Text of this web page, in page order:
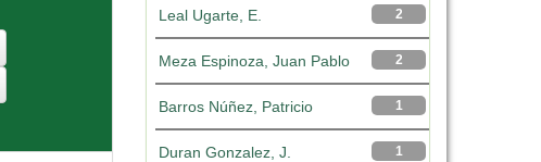
2
Leal Ugarte, E.
2
Meza Espinoza, Juan Pablo
1
Barros Núñez, Patricio
1
Duran Gonzalez, J.